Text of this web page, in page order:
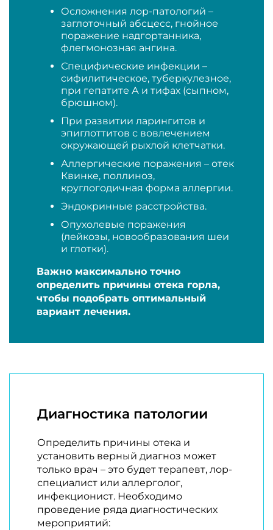
Осложнения лор-патологий –
заглоточный абсцесс, гнойное
поражение надгортанника,
флегмонозная ангина.
Специфические инфекции –
сифилитическое, туберкулезное,
при гепатите А и тифах (сыпном,
брюшном).
При развитии ларингитов и
эпиглоттитов с вовлечением
окружающей рыхлой клетчатки.
Аллергические поражения – отек
Квинке, поллиноз,
круглогодичная форма аллергии.
Эндокринные расстройства.
Опухолевые поражения
(лейкозы, новообразования шеи
и глотки).
Важно максимально точно
определить причины отека горла,
чтобы подобрать оптимальный
вариант лечения.
Диагностика патологии
Определить причины отека и
установить верный диагноз может
только врач – это будет терапевт, лор-
специалист или аллерголог,
инфекционист. Необходимо
проведение ряда диагностических
мероприятий: